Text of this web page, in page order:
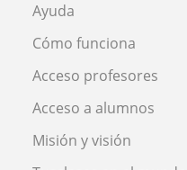
Ayuda
Cómo funciona
Acceso profesores
Acceso a alumnos
Misión y visión